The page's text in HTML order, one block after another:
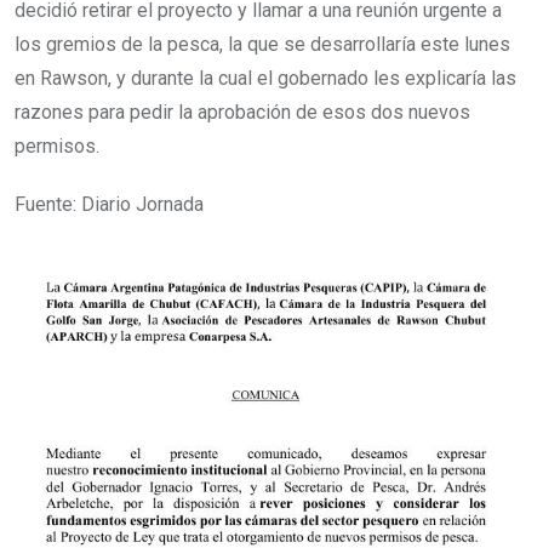
decidió retirar el proyecto y llamar a una reunión urgente a
los gremios de la pesca, la que se desarrollaría este lunes
en Rawson, y durante la cual el gobernado les explicaría las
razones para pedir la aprobación de esos dos nuevos
permisos.
Fuente: Diario Jornada